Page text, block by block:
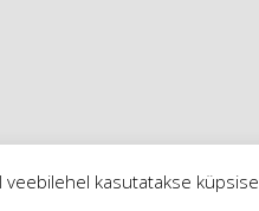
veebilehel kasutatakse